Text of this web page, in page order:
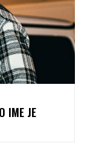
IME JE